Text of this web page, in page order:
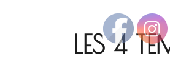
LES 4